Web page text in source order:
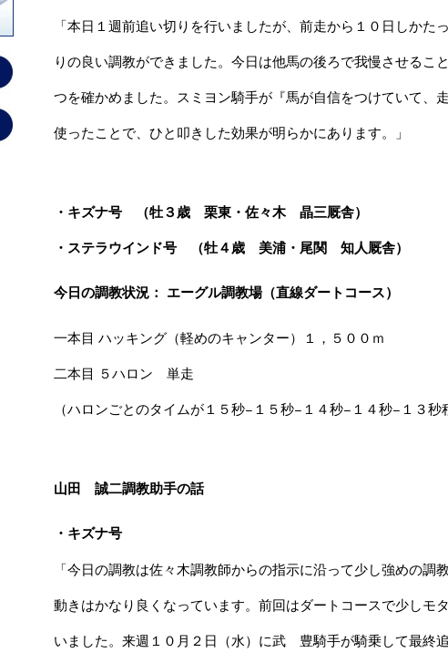
「本日１週前追い切りを行いましたが、前走から１０日しか
りの良い調教ができました。今日は他馬の後ろで我慢させる
つを確かめました。スミヨン騎手が『馬が自信をつけていて
使ったことで、ひと叩きした効果が明らかにあります。」
・キズナ号 （牡３歳 栗東・佐々木 晶三厩舎）
・ステラウインド号 （牡４歳 美浦・尾関 知人厩舎）
今日の調教状況： エーグル調教場（直線ダートコース）
一本目 ハッキング（軽めのキャンター）１，５００ｍ
二本目 ５ハロン 単走
（ハロンごとのタイムが１５秒−１５秒−１４秒−１４秒−１３秒
山田 誠二調教助手の話
・キズナ号
「今日の調教は佐々木調教師からの指示に沿って少し強めの
動きはかなり良くなっています。前回はダートコースで少しモ
いました。来週１０月２日（水）に武 豊騎手が騎乗して最終